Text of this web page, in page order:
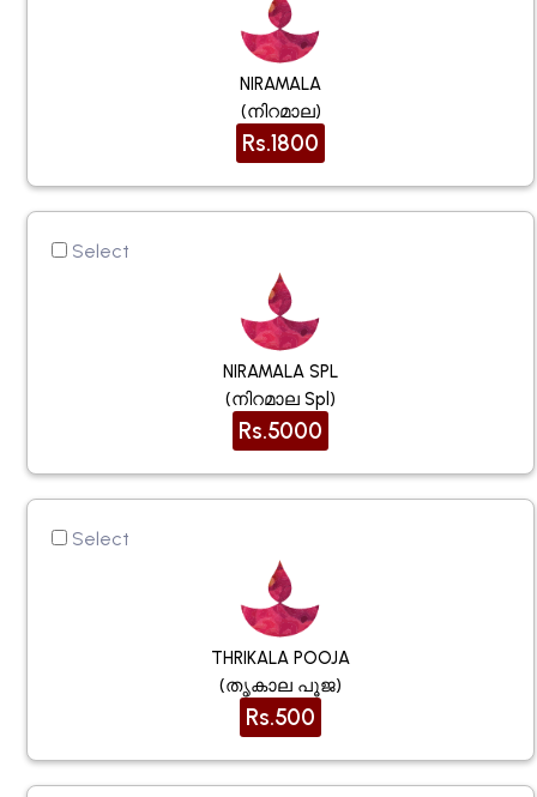
NIRAMALA
(നിറമാല)
Rs.1800
Select
NIRAMALA SPL
(നിറമാല Spl)
Rs.5000
Select
THRIKALA POOJA
(തൃകാല പൂജ)
Rs.500